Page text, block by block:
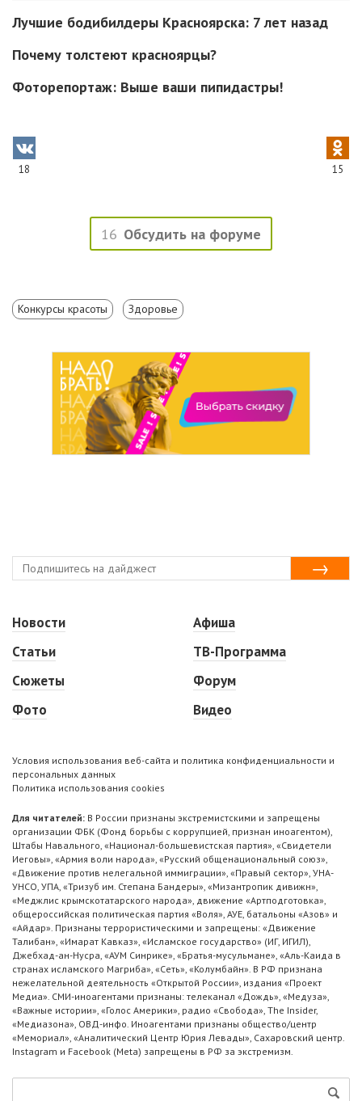
Лучшие бодибилдеры Красноярска: 7 лет назад
Почему толстеют красноярцы?
Фоторепортаж: Выше ваши пипидастры!
18 15
16 Обсудить на форуме
Конкурсы красоты Здоровье
Новости
Статьи
Сюжеты
Фото
Афиша
ТВ-Программа
Форум
Видео
Условия использования веб-сайта и политика конфиденциальности и
персональных данных
Политика использования cookies
Для читателей: В России признаны экстремистскими и запрещены
организации ФБК (Фонд борьбы с коррупцией, признан иноагентом),
Штабы Навального, «Национал-большевистская партия», «Свидетели
Иеговы», «Армия воли народа», «Русский общенациональный союз»,
«Движение против нелегальной иммиграции», «Правый сектор», УНА-
УНСО, УПА, «Тризуб им. Степана Бандеры», «Мизантропик дивижн»,
«Меджлис крымскотатарского народа», движение «Артподготовка»,
общероссийская политическая партия «Воля», АУЕ, батальоны «Азов» и
«Айдар». Признаны террористическими и запрещены: «Движение
Талибан», «Имарат Кавказ», «Исламское государство» (ИГ, ИГИЛ),
Джебхад-ан-Нусра, «АУМ Синрике», «Братья-мусульмане», «Аль-Каида в
странах исламского Магриба», «Сеть», «Колумбайн». В РФ признана
нежелательной деятельность «Открытой России», издания «Проект
Медиа». СМИ-иноагентами признаны: телеканал «Дождь», «Медуза»,
«Важные истории», «Голос Америки», радио «Свобода», The Insider,
«Медиазона», ОВД-инфо. Иноагентами признаны общество/центр
«Мемориал», «Аналитический Центр Юрия Левады», Сахаровский центр.
Instagram и Facebook (Metа) запрещены в РФ за экстремизм.